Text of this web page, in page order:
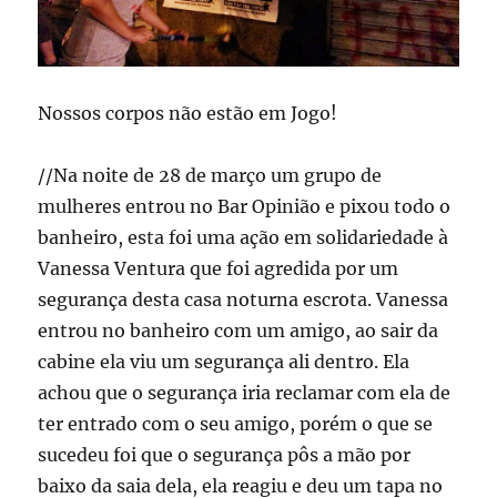
Nossos corpos não estão em Jogo!
//Na noite de 28 de março um grupo de
mulheres entrou no Bar Opinião e pixou todo o
banheiro, esta foi uma ação em solidariedade à
Vanessa Ventura que foi agredida por um
segurança desta casa noturna escrota. Vanessa
entrou no banheiro com um amigo, ao sair da
cabine ela viu um segurança ali dentro. Ela
achou que o segurança iria reclamar com ela de
ter entrado com o seu amigo, porém o que se
sucedeu foi que o segurança pôs a mão por
baixo da saia dela, ela reagiu e deu um tapa no